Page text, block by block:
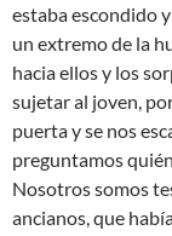
estaba escondido
un extremo de la
hacia ellos y los
sujetar al joven,
puerta y se nos
preguntamos
Nosotros somos
ancianos, que